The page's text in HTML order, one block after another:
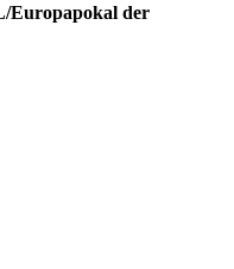
Europapokal der